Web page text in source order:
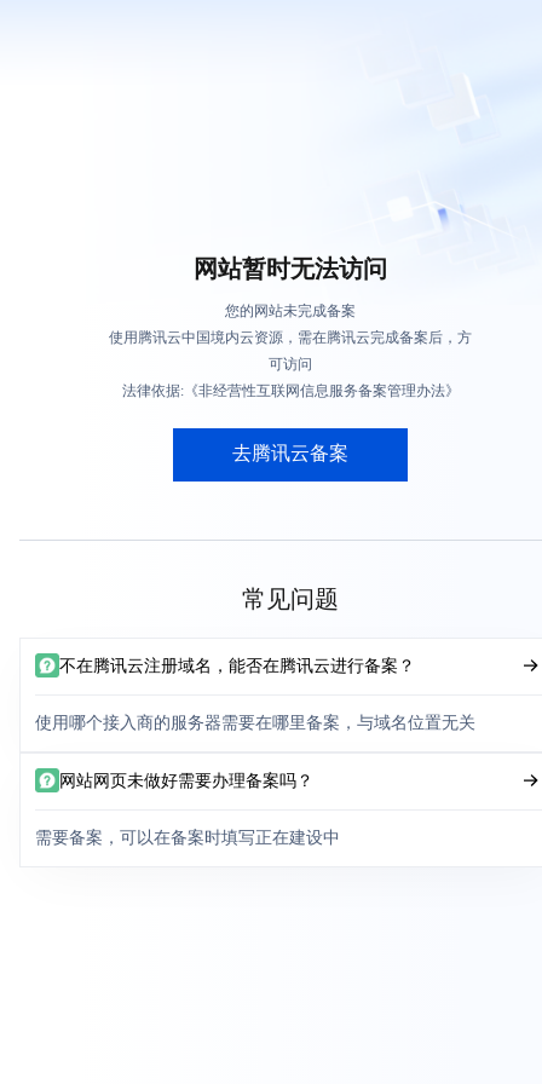
网站暂时无法访问
您的网站未完成备案
使用腾讯云中国境内云资源，需在腾讯云完成备案后，方
可访问
法律依据:《非经营性互联网信息服务备案管理办法》
去腾讯云备案
常见问题
不在腾讯云注册域名，能否在腾讯云进行备案？
使用哪个接入商的服务器需要在哪里备案，与域名位置无关
网站网页未做好需要办理备案吗？
需要备案，可以在备案时填写正在建设中